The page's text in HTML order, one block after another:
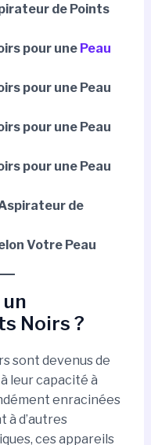
de Points
pour une Peau
pour une Peau
pour une Peau
pour une Peau
de
Votre Peau
Noirs ?
sont devenus de
leur capacité à
enracinées
à d’autres
ces appareils